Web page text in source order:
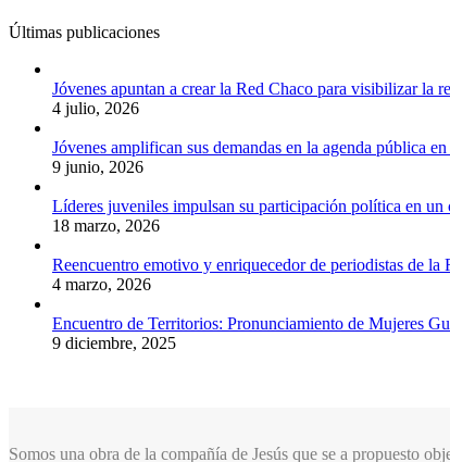
Últimas publicaciones
Jóvenes apuntan a crear la Red Chaco para visibilizar la
4 julio, 2026
Jóvenes amplifican sus demandas en la agenda pública
9 junio, 2026
Líderes juveniles impulsan su participación política en un
18 marzo, 2026
Reencuentro emotivo y enriquecedor de periodistas de la
4 marzo, 2026
Encuentro de Territorios: Pronunciamiento de Mujeres
9 diciembre, 2025
Somos una obra de la compañía de Jesús que se a propuesto